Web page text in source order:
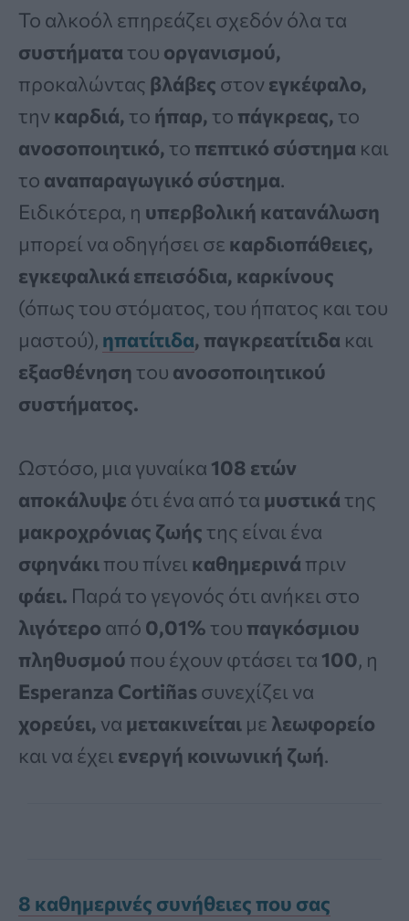
Το αλκοόλ επηρεάζει σχεδόν όλα τα
συστήματα του οργανισμού,
προκαλώντας βλάβες στον εγκέφαλο,
την καρδιά, το ήπαρ, το πάγκρεας, το
ανοσοποιητικό, το πεπτικό σύστημα και
το αναπαραγωγικό σύστημα.
Ειδικότερα, η υπερβολική κατανάλωση
μπορεί να οδηγήσει σε καρδιοπάθειες,
εγκεφαλικά επεισόδια, καρκίνους
(όπως του στόματος, του ήπατος και του
μαστού), ηπατίτιδα, παγκρεατίτιδα και
εξασθένηση του ανοσοποιητικού
συστήματος.
Ωστόσο, μια γυναίκα 108 ετών
αποκάλυψε ότι ένα από τα μυστικά της
μακροχρόνιας ζωής της είναι ένα
σφηνάκιπου πίνει καθημερινά πριν
φάει. Παρά το γεγονός ότι ανήκει στο
λιγότερο από 0,01% του παγκόσμιου
πληθυσμού που έχουν φτάσει τα 100, η
Esperanza Cortiñasσυνεχίζει να
χορεύει, να μετακινείται με λεωφορείο
και να έχει ενεργή κοινωνική ζωή.
8 καθημερινές συνήθειες που σας